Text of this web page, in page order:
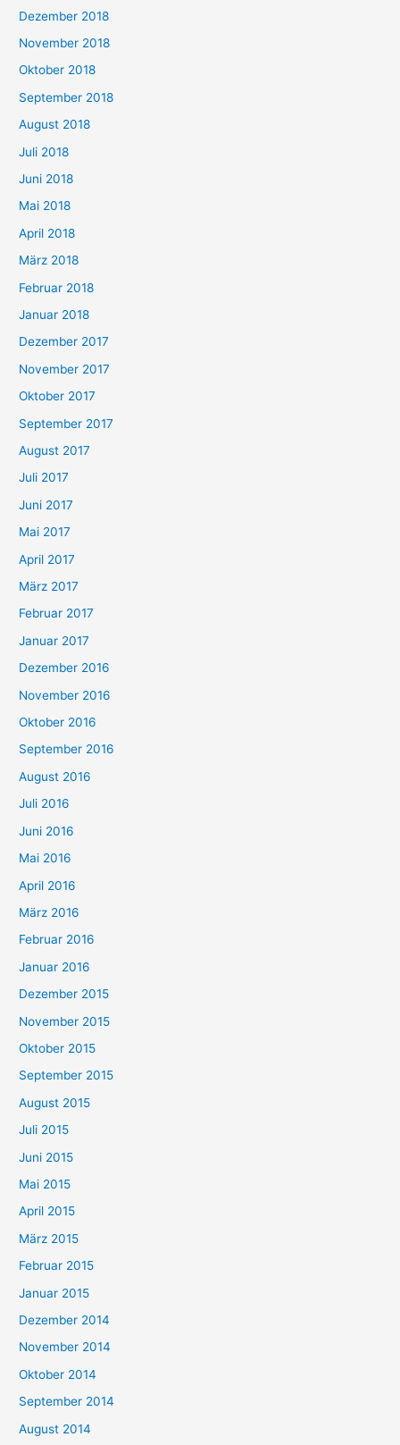
Dezember 2018
November 2018
Oktober 2018
September 2018
August 2018
Juli 2018
Juni 2018
Mai 2018
April 2018
März 2018
Februar 2018
Januar 2018
Dezember 2017
November 2017
Oktober 2017
September 2017
August 2017
Juli 2017
Juni 2017
Mai 2017
April 2017
März 2017
Februar 2017
Januar 2017
Dezember 2016
November 2016
Oktober 2016
September 2016
August 2016
Juli 2016
Juni 2016
Mai 2016
April 2016
März 2016
Februar 2016
Januar 2016
Dezember 2015
November 2015
Oktober 2015
September 2015
August 2015
Juli 2015
Juni 2015
Mai 2015
April 2015
März 2015
Februar 2015
Januar 2015
Dezember 2014
November 2014
Oktober 2014
September 2014
August 2014